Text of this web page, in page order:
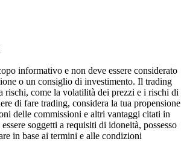
informativo e non deve essere considerato
o un consiglio di investimento. Il trading
rischi, come la volatilità dei prezzi e i rischi di
di fare trading, considera la tua propensione
delle commissioni e altri vantaggi citati in
soggetti a requisiti di idoneità, possesso
in base ai termini e alle condizioni